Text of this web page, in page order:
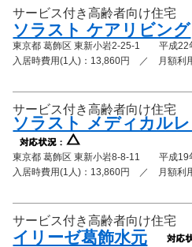
サービス付き高齢者向け
ソラスト ケアリビング
東京都 葛飾区 東新小岩2-25-1 平成22
入居時費用(1人)：13,860円 ／ 月額利
サービス付き高齢者向け
ソラスト メディカル
東京都 葛飾区 東新小岩8-8-11 平成19
入居時費用(1人)：13,860円 ／ 月額利
サービス付き高齢者向け
イリーゼ葛飾水元